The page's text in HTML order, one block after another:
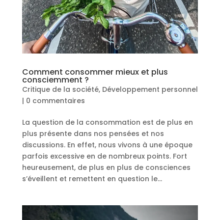
Comment consommer mieux et plus
consciemment ?
Critique de la société, Développement personnel
| 0 commentaires
La question de la consommation est de plus en
plus présente dans nos pensées et nos
discussions. En effet, nous vivons à une époque
parfois excessive en de nombreux points. Fort
heureusement, de plus en plus de consciences
s’éveillent et remettent en question le...